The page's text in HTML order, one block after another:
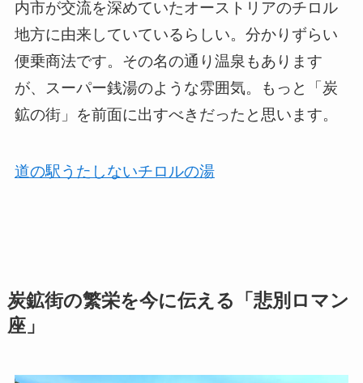
内市が交流を深めていたオーストリアのチロル
地方に由来していているらしい。分かりずらい
便乗商法です。その名の通り温泉もあります
が、スーパー銭湯のような雰囲気。もっと「炭
鉱の街」を前面に出すべきだったと思います。
道の駅うたしないチロルの湯
炭鉱街の繁栄を今に伝える「悲別ロマン
座」